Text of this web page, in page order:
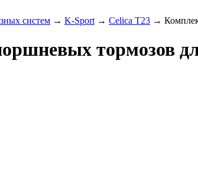
систем → K-Sport → Celica T23 →
тормозов